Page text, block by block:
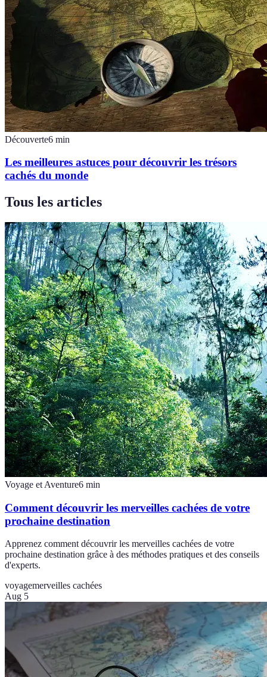
Découverte6 min
Les meilleures astuces pour découvrir les trésors
cachés du monde
Tous les articles
Voyage et Aventure6 min
Comment découvrir les merveilles cachées de votre
prochaine destination
Apprenez comment découvrir les merveilles cachées de votre
prochaine destination grâce à des méthodes pratiques et des conseils
d'experts.
voyagemerveilles cachées
Aug 5